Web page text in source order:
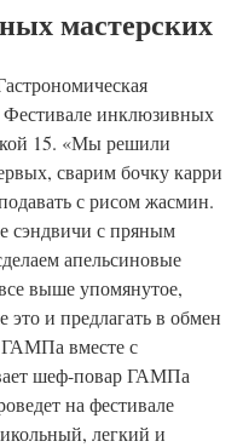
мастерских
Фестивале инклюзивных
15. «Мы решили
сварим бочку карри
с рисом жасмин.
сэндвичи с пряным
апельсиновые
выше упомянутое,
и предлагать в обмен
ГАМПа вместе с
шеф-повар ГАМПа
на фестивале
легкий и